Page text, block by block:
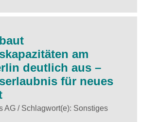
am
deutlich aus –
für neues
AG / Schlagwort(e): Sonstiges